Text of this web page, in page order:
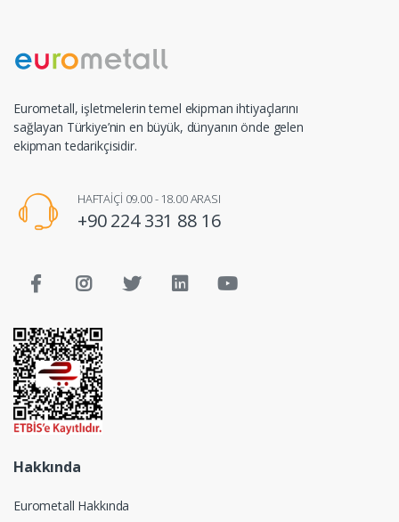
Eurometall, işletmelerin temel ekipman ihtiyaçlarını
sağlayan Türkiye’nin en büyük, dünyanın önde gelen
ekipman tedarikçisidir.
HAFTAİÇİ 09.00 - 18.00 ARASI
+90 224 331 88 16
Hakkında
Eurometall Hakkında